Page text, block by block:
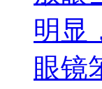
明显
眼镜